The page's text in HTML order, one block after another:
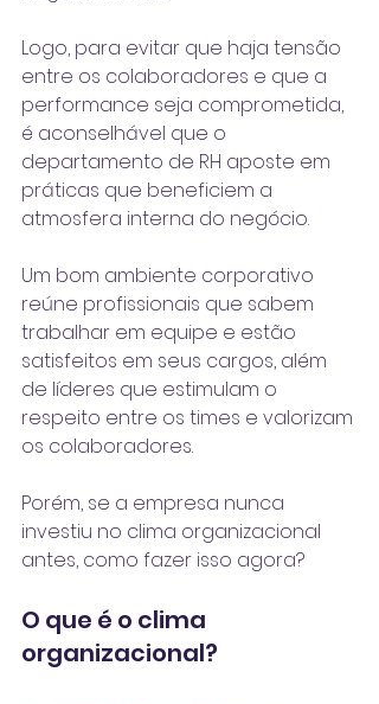
Logo, para evitar que haja tensão
entre os colaboradores e que a
performance seja comprometida,
é aconselhável que o
departamento de RH aposte em
práticas que beneficiem a
atmosfera interna do negócio.
Um bom ambiente corporativo
reúne profissionais que sabem
trabalhar em equipe e estão
satisfeitos em seus cargos, além
de líderes que estimulam o
respeito entre os times e valorizam
os colaboradores.
Porém, se a empresa nunca
investiu no clima organizacional
antes, como fazer isso agora?
O que é o clima
organizacional?